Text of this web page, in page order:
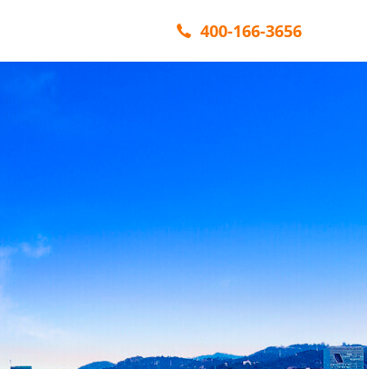
400-166-3656